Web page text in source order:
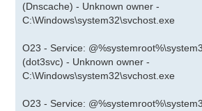
(Dnscache) - Unknown owner -
C:\Windows\system32\svchost.exe
O23 - Service:
(dot3svc) - Unknown owner -
C:\Windows\system32\svchost.exe
O23 - Service: